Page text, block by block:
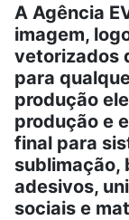
A Agência
imagem,
vetorizados
para
produção
produção e
final para
sublimação,
adesivos,
sociais e